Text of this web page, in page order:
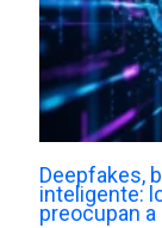
Deepfakes,
inteligente:
preocupan